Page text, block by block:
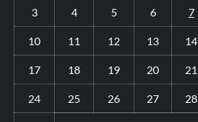
3 4 5 6 7
10 11 12 13 14
17 18 19 20 21
24 25 26 27 28